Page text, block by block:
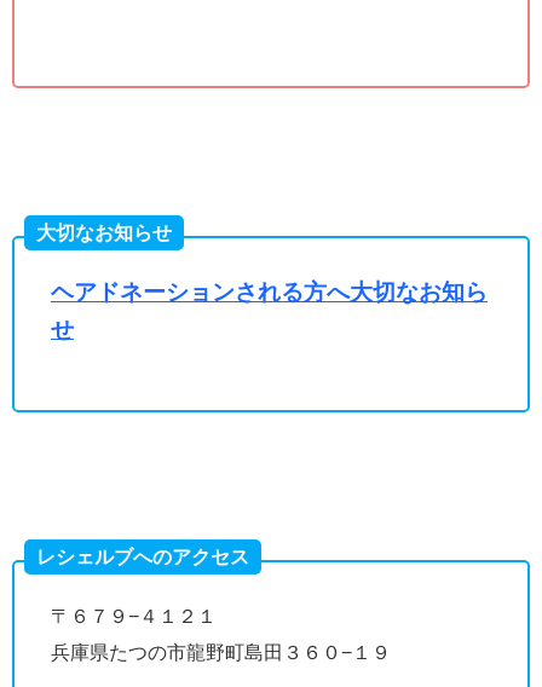
大切なお知らせ
ヘアドネーションされる方へ大切なお知ら
せ
レシェルブへのアクセス
〒６７９−４１２１
兵庫県たつの市龍野町島田３６０−１９